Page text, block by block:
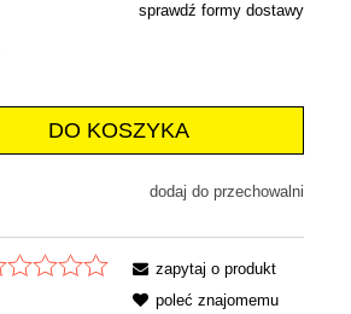
ewentualnych kosztów płatności
sprawdź formy dostawy
DO KOSZYKA
dodaj do przechowalni
zapytaj o produkt
poleć znajomemu